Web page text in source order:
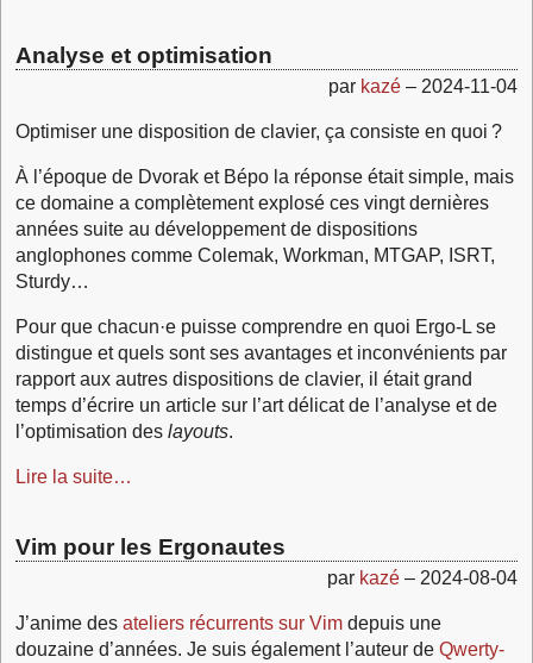
Analyse et optimisation
par kazé – 2024-11-04
Optimiser une disposition de clavier, ça consiste en quoi ?
À l’époque de Dvorak et Bépo la réponse était simple, mais
ce domaine a complètement explosé ces vingt dernières
années suite au développement de dispositions
anglophones comme Colemak, Workman, MTGAP, ISRT,
Sturdy…
Pour que chacun·e puisse comprendre en quoi Ergo‑L se
distingue et quels sont ses avantages et inconvénients par
rapport aux autres dispositions de clavier, il était grand
temps d’écrire un article sur l’art délicat de l’analyse et de
l’optimisation des layouts.
Lire la suite…
Vim pour les Ergonautes
par kazé – 2024-08-04
J’anime des ateliers récurrents sur Vim depuis une
douzaine d’années. Je suis également l’auteur de Qwerty-